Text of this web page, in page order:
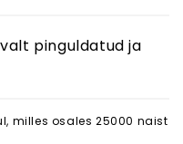
pinguldatud ja
milles osales 25000 naist